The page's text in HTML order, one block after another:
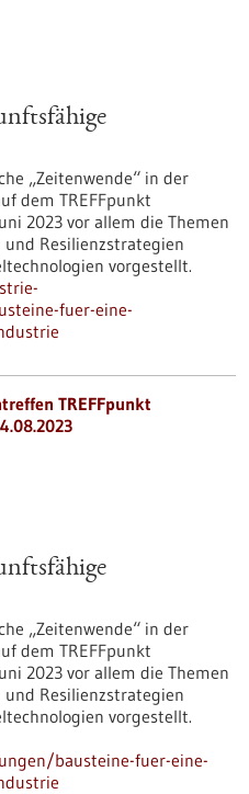
„Zeitenwende“ in der
dem TREFFpunkt
2023 vor allem die Themen
Resilienzstrategien
vorgestellt.
fuer-eine-
TREFFpunkt
„Zeitenwende“ in der
dem TREFFpunkt
2023 vor allem die Themen
Resilienzstrategien
vorgestellt.
bausteine-fuer-eine-